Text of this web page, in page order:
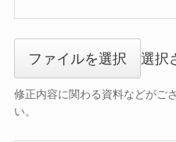
ファイルを選択 選択
修正内容に関わる資料などがご
い。